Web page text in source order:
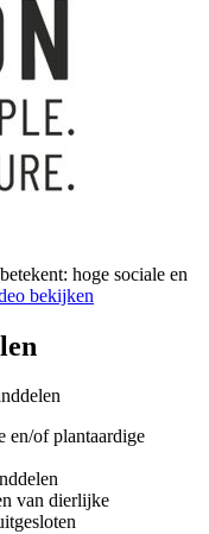
hoge sociale en
bekijken
en/of plantaardige
van dierlijke